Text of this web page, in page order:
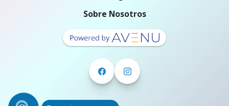
Sobre Nosotros